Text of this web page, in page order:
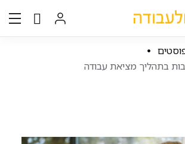
בתהליך מציאת עבודה